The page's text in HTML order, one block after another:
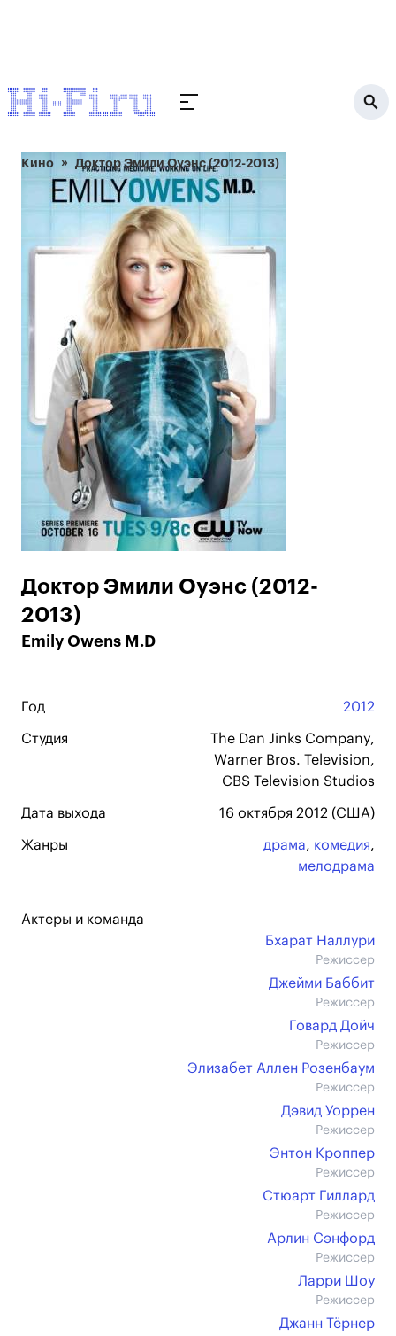
Кино Доктор Эмили Оуэнс (2012-2013)
Доктор Эмили Оуэнс (2012-
2013)
Emily Owens M.D
Год 2012
Студия
The Dan Jinks Company,
Warner Bros. Television,
CBS Television Studios
Дата выхода 16 октября 2012 (США)
Жанры драма, комедия,
мелодрама
Актеры и команда
Бхарат Наллури
Режиссер
Джейми Баббит
Режиссер
Говард Дойч
Режиссер
Элизабет Аллен Розенбаум
Режиссер
Дэвид Уоррен
Режиссер
Энтон Кроппер
Режиссер
Стюарт Гиллард
Режиссер
Арлин Сэнфорд
Режиссер
Ларри Шоу
Режиссер
Джанн Тёрнер